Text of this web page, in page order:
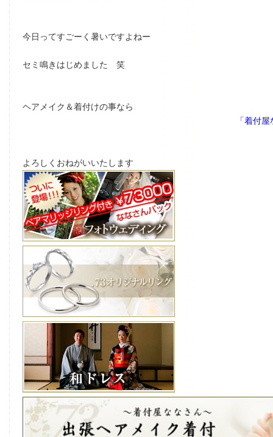
今日ってすごーく暑いですよねー
セミ鳴きはじめました 笑
ヘアメイク＆着付けの事なら
「着付
よろしくおねがいいたします